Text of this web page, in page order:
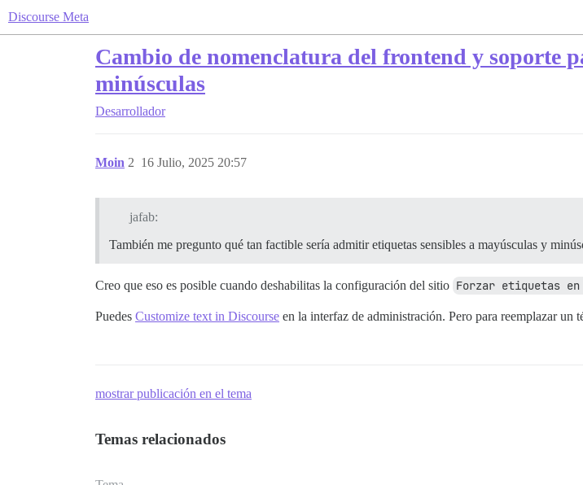
Discourse Meta
Cambio de nomenclatura del frontend y soporte
minúsculas
Desarrollador
Moin 16 Julio, 2025 20:57
2
jafab:
También me pregunto qué tan factible sería admitir etiquetas sensibles a mayúsculas y
Creo que eso es posible cuando deshabilitas la configuración del sitio Forzar etiquetas en
Puedes Customize text in Discourse en la interfaz de administración. Pero para reemplazar un
mostrar publicación en el tema
Temas relacionados